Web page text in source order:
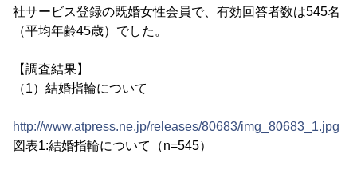
社サービス登録の既婚女性会員で、有効回答者数は545名
（平均年齢45歳）でした。
【調査結果】
（1）結婚指輪について
http://www.atpress.ne.jp/releases/80683/img_80683_1.jpg
図表1:結婚指輪について（n=545）